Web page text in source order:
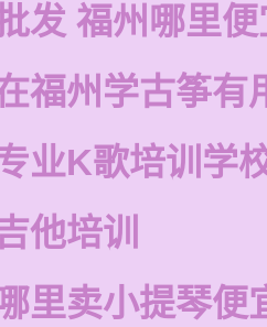
发 福州哪里
福州学古筝有
业K歌培训学
他培训
里卖小提琴便